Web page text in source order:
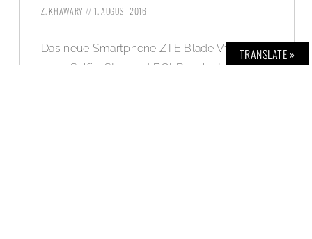
Z. KHAWARY 1. AUGUST 2016
Das neue Smartphone ZTE Blade V7 ist der
neue Selfie-Star, und BOLD verlost exklusiv
TRANSLATE »